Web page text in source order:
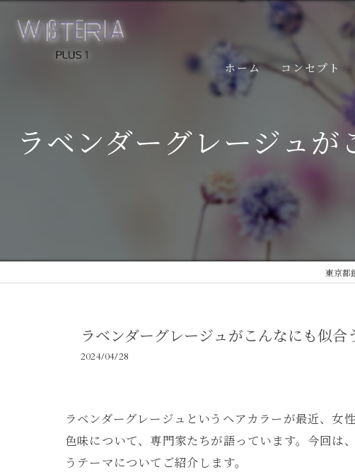
ホーム コンセプト
ラベンダーグレージュ
東京都
ラベンダーグレージュがこんなにも似
2024/04/28
ラベンダーグレージュというヘアカラーが最近、女
色味について、専門家たちが語っています。今回は
うテーマについてご紹介します。